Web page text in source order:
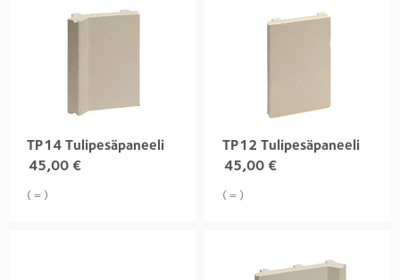
TP14 Tulipesäpaneeli
45,00 €
( = )
TP12 Tulipesäpaneeli
45,00 €
( = )